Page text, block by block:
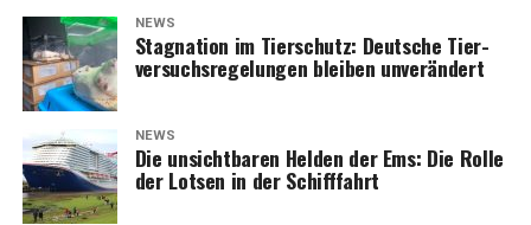
NEWS
Sta­gna­ti­on im Tier­schutz: Deut­sche Tier­
ver­suchs­re­ge­lun­gen blei­ben unverändert
NEWS
Die unsicht­ba­ren Hel­den der Ems: Die Rol­le
der Lot­sen in der Schifffahrt